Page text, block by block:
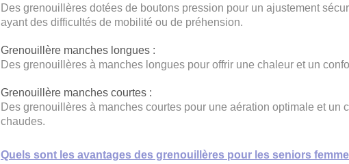
Des grenouillères dotées de boutons pression pour un ajustement
ayant des difficultés de mobilité ou de préhension.
Grenouillère manches longues :
Des grenouillères à manches longues pour offrir une chaleur et un
Grenouillère manches courtes :
Des grenouillères à manches courtes pour une aération optimale et un
chaudes.
Quels sont les avantages des grenouillères pour les seniors